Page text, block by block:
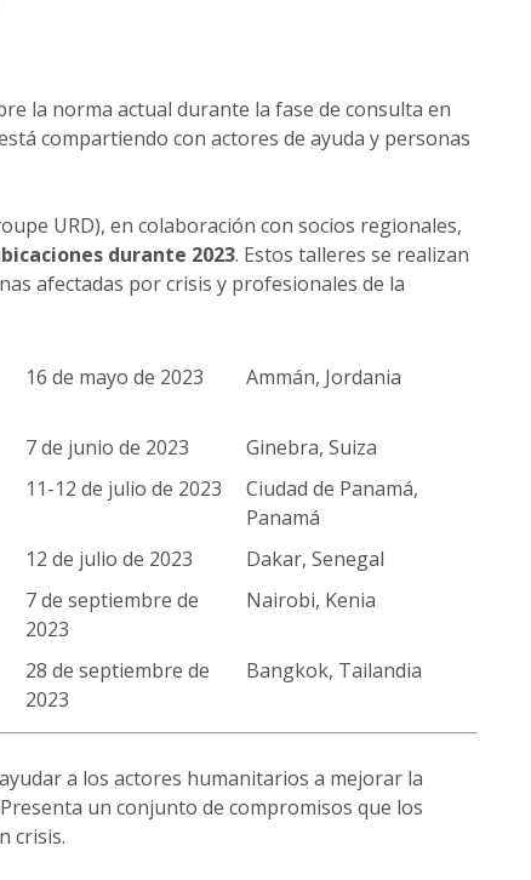
la norma actual durante la fase de consulta en
compartiendo con actores de ayuda y personas
URD), en colaboración con socios regionales,
durante 2023. Estos talleres se realizan
afectadas por crisis y profesionales de la
16 de mayo de 2023 Ammán, Jordania
7 de junio de 2023
Ginebra, Suiza
11-12 de julio de 2023
Ciudad de Panamá,
Panamá
12 de julio de 2023
Dakar, Senegal
7 de septiembre de
2023
Nairobi, Kenia
28 de septiembre de
2023
Bangkok, Tailandia
a los actores humanitarios a mejorar la
un conjunto de compromisos que los
crisis.